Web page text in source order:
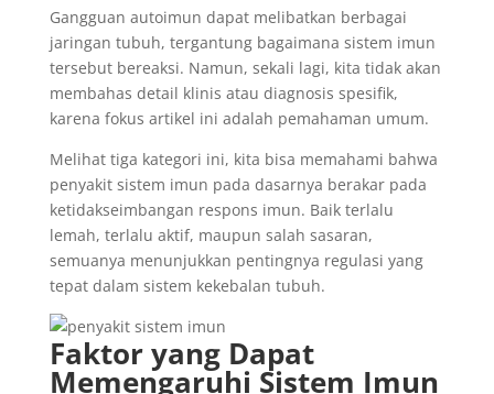
Gangguan autoimun dapat melibatkan berbagai
jaringan tubuh, tergantung bagaimana sistem imun
tersebut bereaksi. Namun, sekali lagi, kita tidak akan
membahas detail klinis atau diagnosis spesifik,
karena fokus artikel ini adalah pemahaman umum.
Melihat tiga kategori ini, kita bisa memahami bahwa
penyakit sistem imun pada dasarnya berakar pada
ketidakseimbangan respons imun. Baik terlalu
lemah, terlalu aktif, maupun salah sasaran,
semuanya menunjukkan pentingnya regulasi yang
tepat dalam sistem kekebalan tubuh.
Faktor yang Dapat
Memengaruhi Sistem Imun